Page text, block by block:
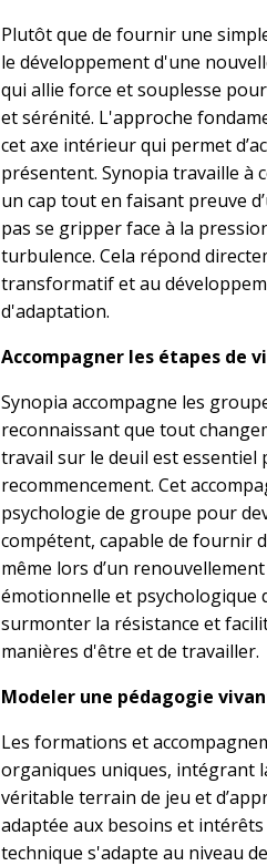
Plutôt que de fournir une
le développement d'une
qui allie force et souplesse
et sérénité. L'approche
cet axe intérieur qui permet
présentent. Synopia travaille
un cap tout en faisant preuve
pas se gripper face à la
turbulence. Cela répond
transformatif et au
d'adaptation.
Accompagner les étapes de
Synopia accompagne les
reconnaissant que tout
travail sur le deuil est
recommencement. Cet
psychologie de groupe pour
compétent, capable de fournir
même lors d’un
émotionnelle et psychologique
surmonter la résistance et
manières d'être et de travailler.
Modeler une pédagogie
Les formations et
organiques uniques, intégrant
véritable terrain de jeu et
adaptée aux besoins et
technique s'adapte au niveau